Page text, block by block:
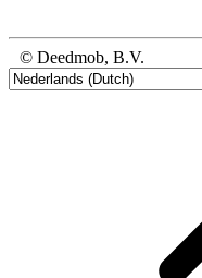
© Deedmob, B.V.